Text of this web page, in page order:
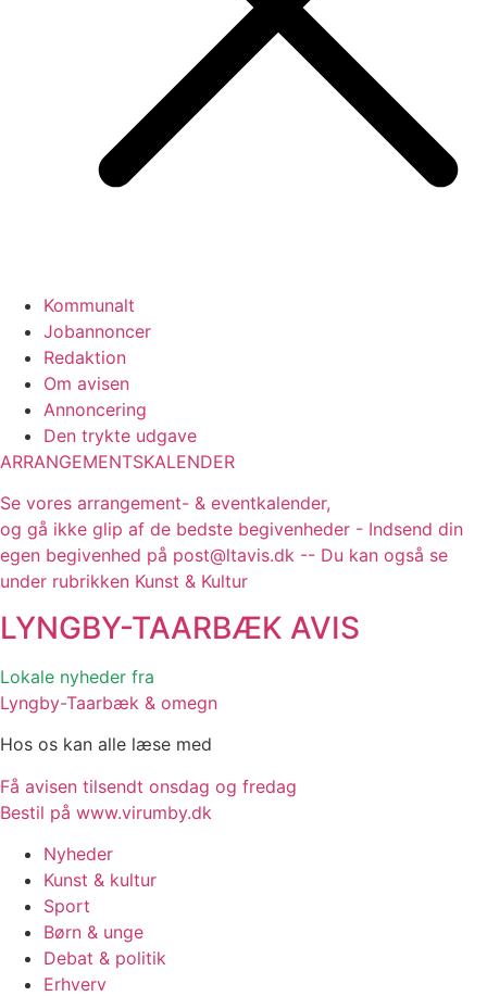
Kommunalt
Jobannoncer
Redaktion
Om avisen
Annoncering
Den trykte udgave
ARRANGEMENTSKALENDER
Se vores arrangement- & eventkalender,
og gå ikke glip af de bedste begivenheder - Indsend din
egen begivenhed på post@ltavis.dk -- Du kan også se
under rubrikken Kunst & Kultur
LYNGBY-TAARBÆK AVIS
Lokale nyheder fra
Lyngby-Taarbæk & omegn
Hos os kan alle læse med
Få avisen tilsendt onsdag og fredag
Bestil på www.virumby.dk
Nyheder
Kunst & kultur
Sport
Børn & unge
Debat & politik
Erhverv